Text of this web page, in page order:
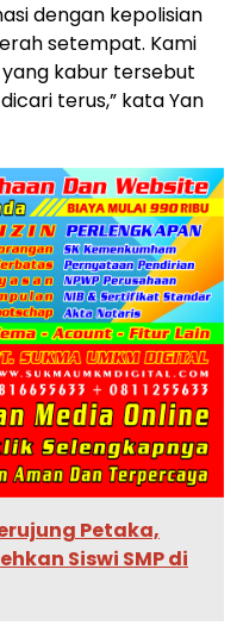
dengan kepolisian
setempat. Kami
kabur tersebut
terus,” kata Yan
Petaka,
Siswi SMP di